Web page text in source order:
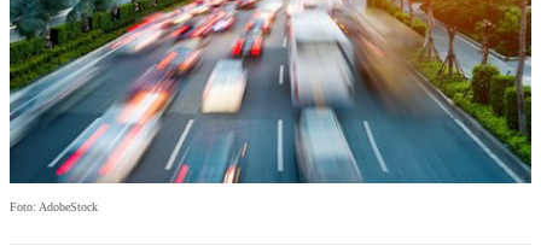
Foto: AdobeStock